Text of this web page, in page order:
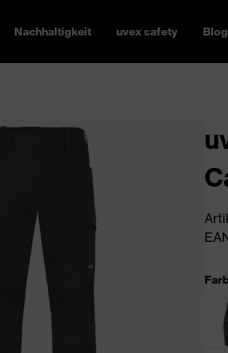
Nachhaltigkeit uvex safety Blog